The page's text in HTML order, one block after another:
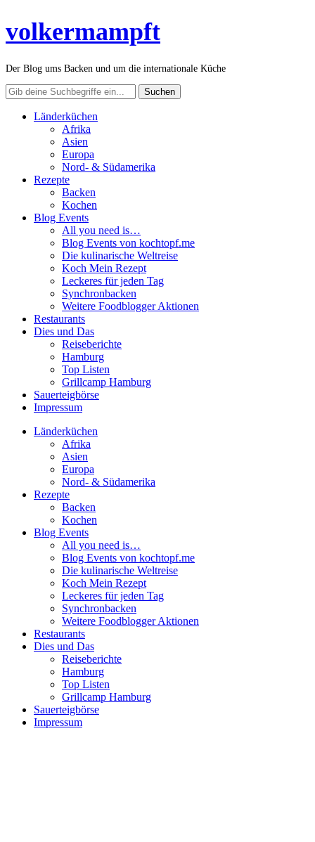
volkermampft
Der Blog ums Backen und um die internationale Küche
Länderküchen
Afrika
Asien
Europa
Nord- & Südamerika
Rezepte
Backen
Kochen
Blog Events
All you need is…
Blog Events von kochtopf.me
Die kulinarische Weltreise
Koch Mein Rezept
Leckeres für jeden Tag
Synchronbacken
Weitere Foodblogger Aktionen
Restaurants
Dies und Das
Reiseberichte
Hamburg
Top Listen
Grillcamp Hamburg
Sauerteigbörse
Impressum
Länderküchen
Afrika
Asien
Europa
Nord- & Südamerika
Rezepte
Backen
Kochen
Blog Events
All you need is…
Blog Events von kochtopf.me
Die kulinarische Weltreise
Koch Mein Rezept
Leckeres für jeden Tag
Synchronbacken
Weitere Foodblogger Aktionen
Restaurants
Dies und Das
Reiseberichte
Hamburg
Top Listen
Grillcamp Hamburg
Sauerteigbörse
Impressum